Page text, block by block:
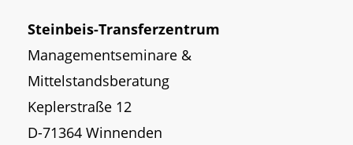
Steinbeis-Transferzentrum
Managementseminare &
Mittelstandsberatung
Keplerstraße 12
D-71364 Winnenden